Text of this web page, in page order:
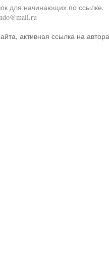
для начинающих по ссылке.
активная ссылка на